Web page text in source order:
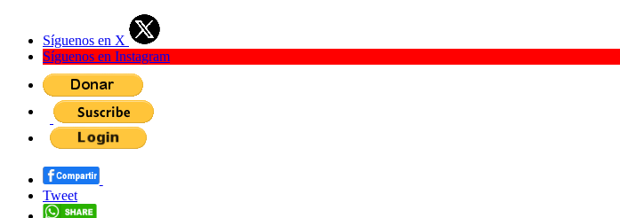
Síguenos en X
Síguenos en Instagram
Tweet